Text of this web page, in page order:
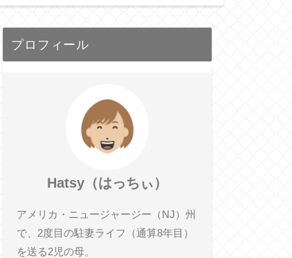
プロフィール
Hatsy（はっちぃ）
アメリカ・ニュージャージー（NJ）州
で、2度目の駐妻ライフ（通算8年目）
を送る2児の母。